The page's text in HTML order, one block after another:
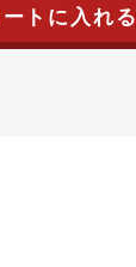
トに入れる